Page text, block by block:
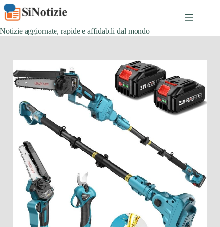
Salta
al
contenuto
Notizie aggiornate, rapide e affidabili dal mondo